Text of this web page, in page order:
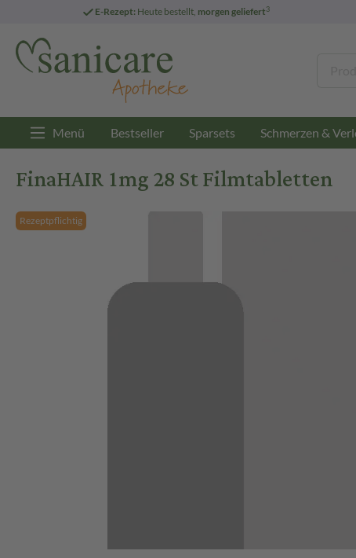
E-Rezept: Heute bestellt, morgen geliefert3
Menü Bestseller Sparsets Schmerzen &
FinaHAIR 1mg 28 St Filmtabletten
Rezeptpflichtig